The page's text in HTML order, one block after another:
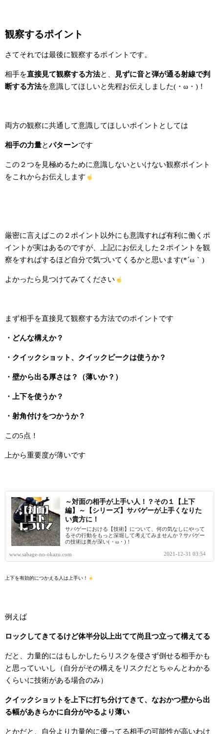
観察するポイント
さてそれでは最後に観察するポイントです。
相手を直接見て観察する方法と、
見ずに音と弾が通る射線で判
断する方法を意識してほしいと先程お伝えしました(・ω・)！
両方の観察に共通して意識してほしいポイントとしては
相手の力量とパターンです
この２つを見極めるために意識しないといけない観察ポイント
をこれからお伝えします
厳密に言えばこの２ポイント以外にも意識すれば有利に働くポ
イントが実はあるのですが、上記にお伝えした２ポイントを観
察をすればするほど自分で気づいてくるかと思います(*´ω｀)
よかったら見つけてみてください
まず相手を直接見て観察する方法でのポイントです
・どんな構えか？
・クイックショット、クイックピークは使うか？
・壁から出る厚さは？（薄いか？）
・上下を使うか？
・射角付けをつかうか？
この5点！
上から重要度が薄いです
～対面の相手が上手い人！？その１【上下
編】～【シリーズ】サバゲーが上手くなりた
い貴方に！
サバゲーにおける【技術】について、何の気なしにやって
るその行動をもっと深堀して考えてみませんか？サバゲー
の技術は奥が深い(・ω・)！
www.sabage-no-okazu.com 2021-12-31 03:54
上下を有効的につかえる人は上手い！
例えば
ロックしてきてるけど体半分以上出てて尚且つ立って構えてる
だと、力量的にはもしかしたらリスクを侵さず倒せる相手かも
と思っていいし（自分がその構えをリスクだとちゃんとわかる
くらいに技術がある場合のみ）
クイックショットを上下に打ち分けてきて、なおかつ壁から出
る幅があきらかに自分がやるより薄い
とかだと、自分より力量的に優ってる相手の可能性が高いわけ